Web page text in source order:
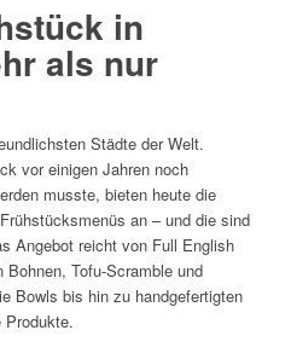
in
als nur
Städte der Welt.
vor einigen Jahren noch
musste, bieten heute die
an – und die sind
Angebot reicht von Full English
Tofu-Scramble und
Bowls bis hin zu handgefertigten